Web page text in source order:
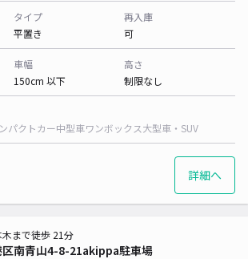
タイプ
平置き
再入庫
可
車幅
150cm 以下
高さ
制限なし
パクトカー中型車ワンボックス大型車・SUV
詳細へ
区南青山4-8-21akippa駐車場
木まで徒歩 21分